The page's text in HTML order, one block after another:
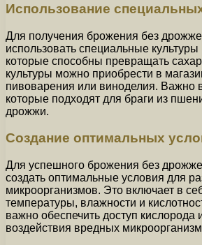
Использование
Для получения брожения без
использовать специальные
которые способны превращать
культуры можно приобрести в
пивоварения или виноделия. Важно
которые подходят для браги из
дрожжи.
Создание оптимальных
Для успешного брожения без
создать оптимальные условия для
микроорганизмов. Это включает в
температуры, влажности и
важно обеспечить доступ кислорода
воздействия вредных